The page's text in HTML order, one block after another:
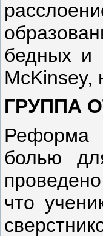
бедных и
McKinsey,
ГРУППА
Реформа
болью
что